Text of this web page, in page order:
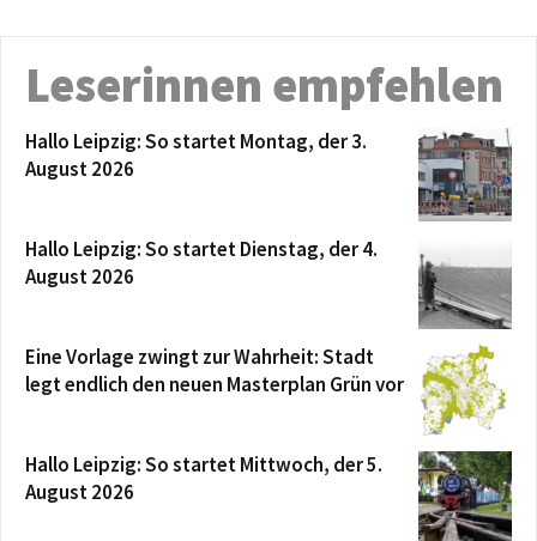
Leserinnen empfehlen
Hallo Leipzig: So startet Montag, der 3.
August 2026
Hallo Leipzig: So startet Dienstag, der 4.
August 2026
Eine Vorlage zwingt zur Wahrheit: Stadt
legt endlich den neuen Masterplan Grün vor
Hallo Leipzig: So startet Mittwoch, der 5.
August 2026